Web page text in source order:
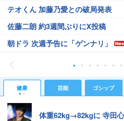
テオくん 加藤乃愛との破局発表
佐藤二朗 約3週間ぶりにX投稿
朝ドラ 次週予告に「ゲンナリ」
健康 芸能 ゴシップ
体重62kg→82kgに 寺田